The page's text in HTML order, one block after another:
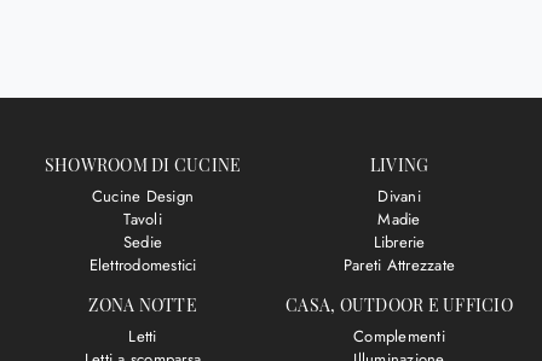
SHOWROOM DI CUCINE
Cucine Design
Tavoli
Sedie
Elettrodomestici
LIVING
Divani
Madie
Librerie
Pareti Attrezzate
ZONA NOTTE
Letti
CASA, OUTDOOR E UFFICIO
Complementi